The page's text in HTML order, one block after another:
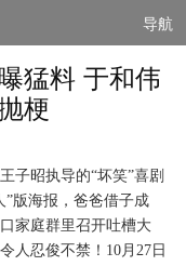
导航
猛料 于和伟
梗
子昭执导的“坏笑”喜剧
”版海报，爸爸借子成
口家庭群里召开吐槽大
人忍俊不禁！ 10月 27 日